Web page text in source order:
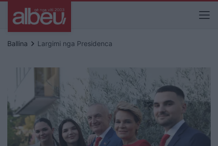
Ballina keyboard_arrow_right Largimi nga Presidenca